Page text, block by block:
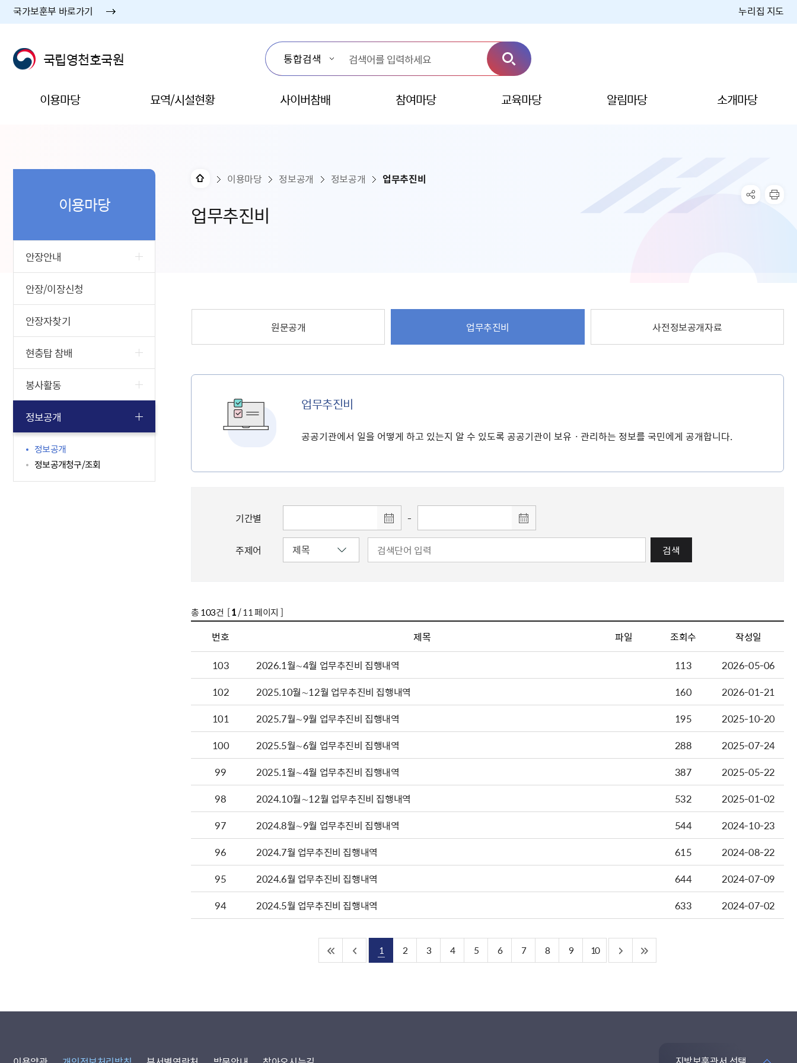
국가보훈부 바로가기 누리집 지도
국립영천호국원
이용마당 묘역/시설현황 사이버참배 참여마당 교육마당 알림마당 소개마당
업무추진비
이용마당 정보공개 정보공개 업무추진비
이용마당
안장안내
안장/이장신청
안장자찾기
현충탑 참배
봉사활동
정보공개
정보공개
정보공개청구/조회
원문공개 업무추진비 사전정보공개자료
업무추진비
공공기관에서 일을 어떻게 하고 있는지 알 수 있도록 공공기관이 보유ㆍ관리하는 정보를 국민에게 공개합니다.
기간별 -
주제어 검색
총103건 [1/ 11 페이지 ]
번호 제목 파일 조회수
작성일
103
2026.1월∼4월 업무추진비 집행내역 113
2026-05-06
102
2025.10월∼12월 업무추진비 집행내역 160
2026-01-21
101
2025.7월∼9월 업무추진비 집행내역 195
2025-10-20
100
2025.5월∼6월 업무추진비 집행내역 288
2025-07-24
99
2025.1월∼4월 업무추진비 집행내역 387
2025-05-22
98
2024.10월∼12월 업무추진비 집행내역 532
2025-01-02
97
2024.8월∼9월 업무추진비 집행내역 544
2024-10-23
96
2024.7월 업무추진비 집행내역 615
2024-08-22
95
2024.6월 업무추진비 집행내역 644
2024-07-09
94
2024.5월 업무추진비 집행내역 633 2024-07-02
1 2 3 4 5 6 7 8 9 10